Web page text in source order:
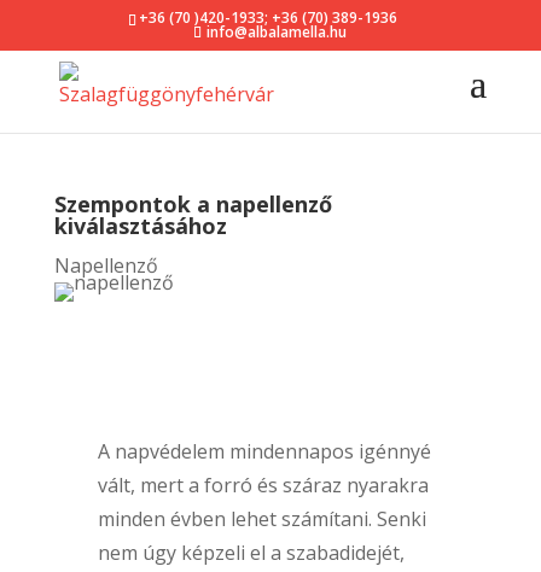
+36 (70 )420-1933; +36 (70) 389-1936
info@albalamella.hu
Szempontok a napellenző
kiválasztásához
Napellenző
A napvédelem mindennapos igénnyé
vált, mert a forró és száraz nyarakra
minden évben lehet számítani. Senki
nem úgy képzeli el a szabadidejét,